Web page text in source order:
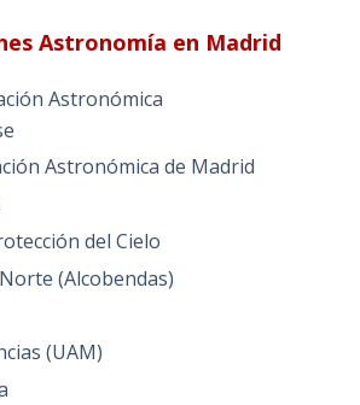
Astronomía en Madrid
Astronómica
Astronómica de Madrid
del Cielo
(Alcobendas)
(UAM)